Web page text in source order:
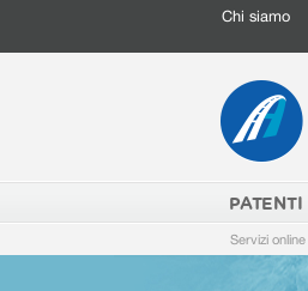
Chi siamo
PATENTI
Servizi online